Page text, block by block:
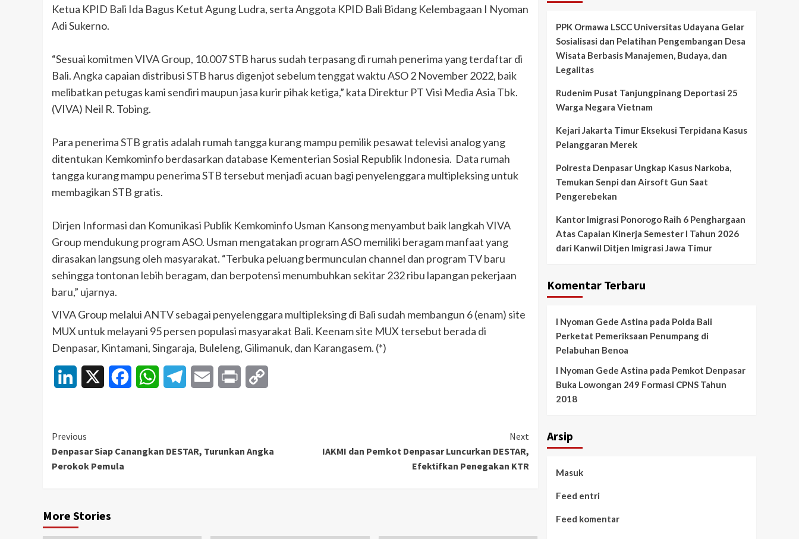
Ketua KPID Bali Ida Bagus Ketut Agung Ludra, serta Anggota KPID Bali Bidang Kelembagaan I Nyoman
Adi Sukerno.
“Sesuai komitmen VIVA Group, 10.007 STB harus sudah terpasang di rumah penerima yang terdaftar di
Bali. Angka capaian distribusi STB harus digenjot sebelum tenggat waktu ASO 2 November 2022, baik
melibatkan petugas kami sendiri maupun jasa kurir pihak ketiga,” kata Direktur PT Visi Media Asia Tbk.
(VIVA) Neil R. Tobing.
Para penerima STB gratis adalah rumah tangga kurang mampu pemilik pesawat televisi analog yang
ditentukan Kemkominfo berdasarkan database Kementerian Sosial Republik Indonesia. Data rumah
tangga kurang mampu penerima STB tersebut menjadi acuan bagi penyelenggara multipleksing untuk
membagikan STB gratis.
Dirjen Informasi dan Komunikasi Publik Kemkominfo Usman Kansong menyambut baik langkah VIVA
Group mendukung program ASO. Usman mengatakan program ASO memiliki beragam manfaat yang
dirasakan langsung oleh masyarakat. “Terbuka peluang bermunculan channel dan program TV baru
sehingga tontonan lebih beragam, dan berpotensi menumbuhkan sekitar 232 ribu lapangan pekerjaan
baru,” ujarnya.
VIVA Group melalui ANTV sebagai penyelenggara multipleksing di Bali sudah membangun 6 (enam) site
MUX untuk melayani 95 persen populasi masyarakat Bali. Keenam site MUX tersebut berada di
Denpasar, Kintamani, Singaraja, Buleleng, Gilimanuk, dan Karangasem. (*)
LinkedIn FacebookWhatsAppTelegramEmail Print
Continue
Reading
Previous
Denpasar Siap Canangkan DESTAR, Turunkan Angka
Perokok Pemula
Next
IAKMI dan Pemkot Denpasar Luncurkan DESTAR,
Efektifkan Penegakan KTR
More Stories
PPK Ormawa LSCC Universitas Udayana Gelar
Sosialisasi dan Pelatihan Pengembangan Desa
Wisata Berbasis Manajemen, Budaya, dan
Legalitas
Rudenim Pusat Tanjungpinang Deportasi 25
Warga Negara Vietnam
Kejari Jakarta Timur Eksekusi Terpidana Kasus
Pelanggaran Merek
Polresta Denpasar Ungkap Kasus Narkoba,
Temukan Senpi dan Airsoft Gun Saat
Pengerebekan
Kantor Imigrasi Ponorogo Raih 6 Penghargaan
Atas Capaian Kinerja Semester I Tahun 2026
dari Kanwil Ditjen Imigrasi Jawa Timur
Komentar Terbaru
I Nyoman Gede Astina pada Polda Bali
Perketat Pemeriksaan Penumpang di
Pelabuhan Benoa
I Nyoman Gede Astina pada Pemkot Denpasar
Buka Lowongan 249 Formasi CPNS Tahun
2018
Arsip
Masuk
Feed entri
Feed komentar